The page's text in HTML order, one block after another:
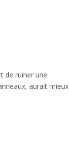
de ruiner une
aurait mieux